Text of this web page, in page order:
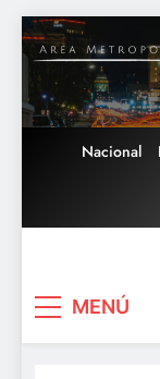
Saltar
al
contenido
Nacional
MENÚ